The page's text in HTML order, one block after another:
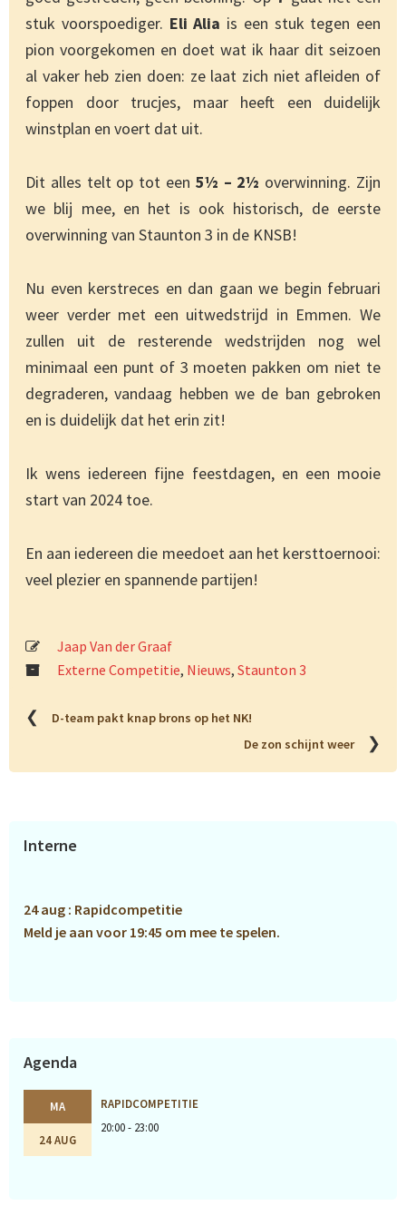
stuk voorspoediger. Eli Alia is een stuk tegen een
pion voorgekomen en doet wat ik haar dit seizoen
al vaker heb zien doen: ze laat zich niet afleiden of
foppen door trucjes, maar heeft een duidelijk
winstplan en voert dat uit.
Dit alles telt op tot een 5½ – 2½ overwinning. Zijn
we blij mee, en het is ook historisch, de eerste
overwinning van Staunton 3 in de KNSB!
Nu even kerstreces en dan gaan we begin februari
weer verder met een uitwedstrijd in Emmen. We
zullen uit de resterende wedstrijden nog wel
minimaal een punt of 3 moeten pakken om niet te
degraderen, vandaag hebben we de ban gebroken
en is duidelijk dat het erin zit!
Ik wens iedereen fijne feestdagen, en een mooie
start van 2024 toe.
En aan iedereen die meedoet aan het kersttoernooi:
veel plezier en spannende partijen!
Jaap Van der Graaf
Externe Competitie, Nieuws, Staunton 3
❮
D-team pakt knap brons op het NK!
De zon schijnt weer
❯
Primaire
Interne
24 aug : Rapidcompetitie
Meld je aan voor 19:45 om mee te spelen.
Agenda
MA
24 AUG
RAPIDCOMPETITIE
20:00 - 23:00